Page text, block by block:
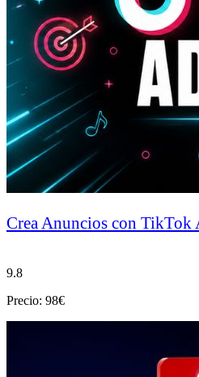
Crea Anuncios con TikTok
9.8
Precio: 98€